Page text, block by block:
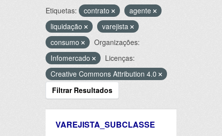
Etiquetas: contrato
agente
liquidação
varejista
consumo
Organizações:
Infomercado
Licenças:
Creative Commons Attribution 4.0
Filtrar Resultados
VAREJISTA_SUBCLASSE